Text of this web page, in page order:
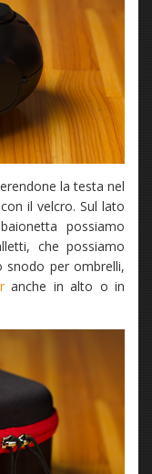
la testa nel
il velcro. Sul lato
possiamo
che possiamo
snodo per ombrelli,
anche in alto o in